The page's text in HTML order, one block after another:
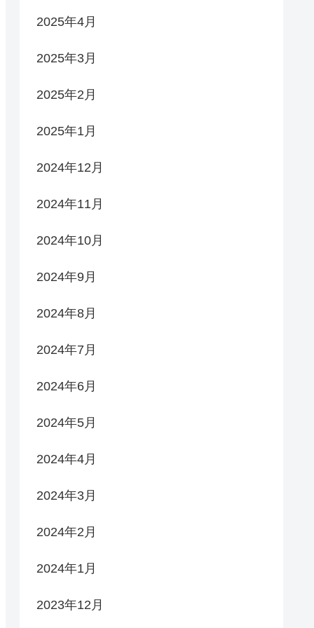
2025年4月
2025年3月
2025年2月
2025年1月
2024年12月
2024年11月
2024年10月
2024年9月
2024年8月
2024年7月
2024年6月
2024年5月
2024年4月
2024年3月
2024年2月
2024年1月
2023年12月